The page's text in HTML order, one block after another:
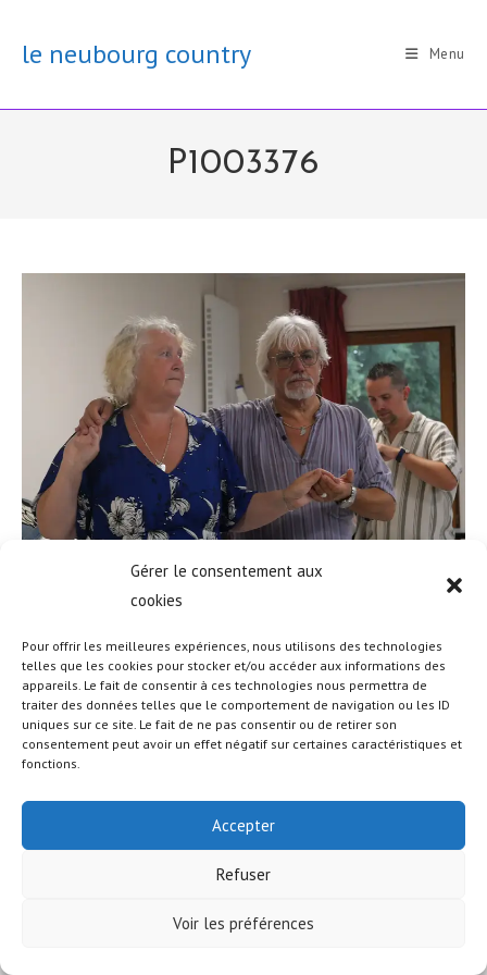
Gérer le consentement aux
cookies
Pour offrir les meilleures expériences, nous utilisons des technologies
telles que les cookies pour stocker et/ou accéder aux informations des
appareils. Le fait de consentir à ces technologies nous permettra de
traiter des données telles que le comportement de navigation ou les ID
uniques sur ce site. Le fait de ne pas consentir ou de retirer son
consentement peut avoir un effet négatif sur certaines caractéristiques et
fonctions.
Accepter
Refuser
Voir les préférences
contentle neubourg country Menu
P1003376
© COPYRIGHT - OCEANWP THEME BY NICK